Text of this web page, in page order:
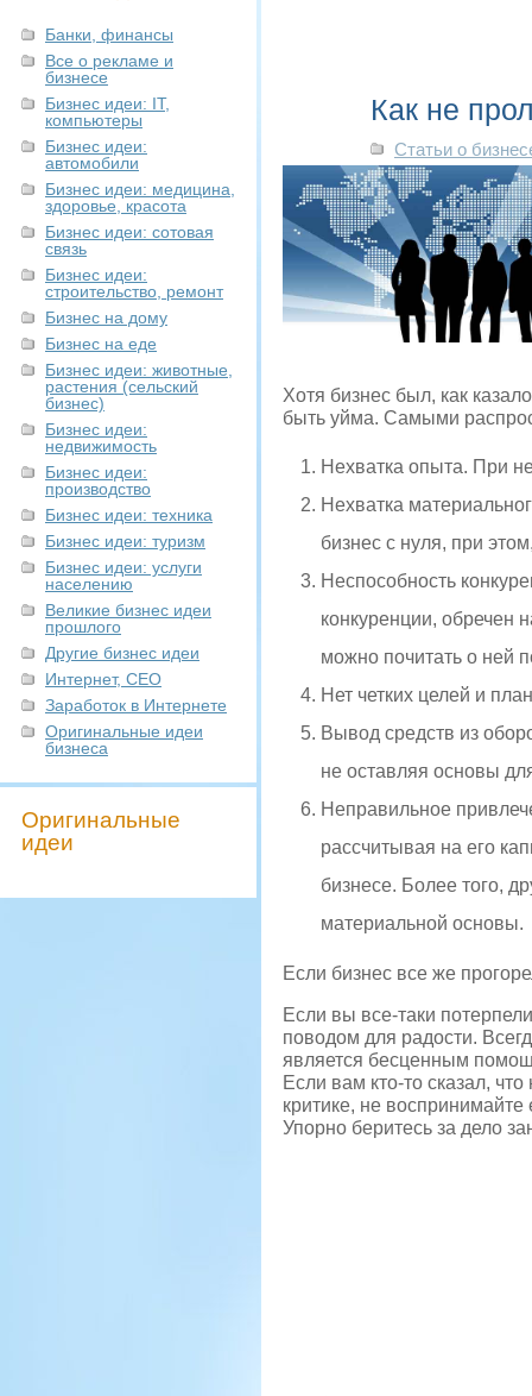
Банки, финансы
Все о рекламе и
бизнесе
Бизнес идеи: IT,
компьютеры
Бизнес идеи:
автомобили
Бизнес идеи: медицина,
здоровье, красота
Бизнес идеи: сотовая
связь
Бизнес идеи:
строительство, ремонт
Бизнес на дому
Бизнес на еде
Бизнес идеи: животные,
растения (сельский
бизнес)
Бизнес идеи:
недвижимость
Бизнес идеи:
производство
Бизнес идеи: техника
Бизнес идеи: туризм
Бизнес идеи: услуги
населению
Великие бизнес идеи
прошлого
Другие бизнес идеи
Интернет, СЕО
Заработок в Интернете
Оригинальные идеи
бизнеса
Оригинальные
идеи
Как не
Статьи о
Хотя бизнес был, как
быть уйма. Самыми
Нехватка опыта. При
Нехватка
бизнес с нуля, при
Неспособность
конкуренции, обречен
можно почитать о ней
Нет четких целей и
Вывод средств из
не оставляя основы
Неправильное
рассчитывая на его
бизнесе. Более того,
материальной основы.
Если бизнес все же
Если вы все-таки
поводом для радости.
является бесценным
Если вам кто-то сказал,
критике, не воспринимайте
Упорно беритесь за дело